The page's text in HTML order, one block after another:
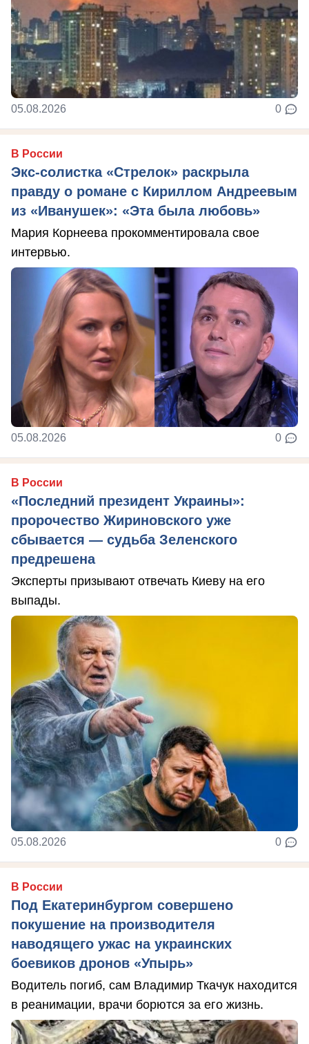
05.08.2026 0
В России
Экс-солистка «Стрелок» раскрыла
правду о романе с Кириллом Андреевым
из «Иванушек»: «Эта была любовь»
Мария Корнеева прокомментировала свое
интервью.
05.08.2026 0
В России
«Последний президент Украины»:
пророчество Жириновского уже
сбывается — судьба Зеленского
предрешена
Эксперты призывают отвечать Киеву на его
выпады.
05.08.2026 0
В России
Под Екатеринбургом совершено
покушение на производителя
наводящего ужас на украинских
боевиков дронов «Упырь»
Водитель погиб, сам Владимир Ткачук находится
в реанимации, врачи борются за его жизнь.